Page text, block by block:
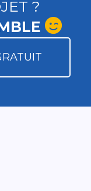
?